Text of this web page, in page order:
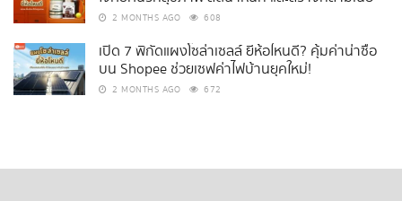
2 MONTHS AGO 608
เปิด 7 พิกัดแผงโซล่าเซลล์ ยี่ห้อไหนดี? คุ้มค่าน่าซื้อ
บน Shopee ช่วยเซฟค่าไฟบ้านยุคใหม่!
2 MONTHS AGO 672